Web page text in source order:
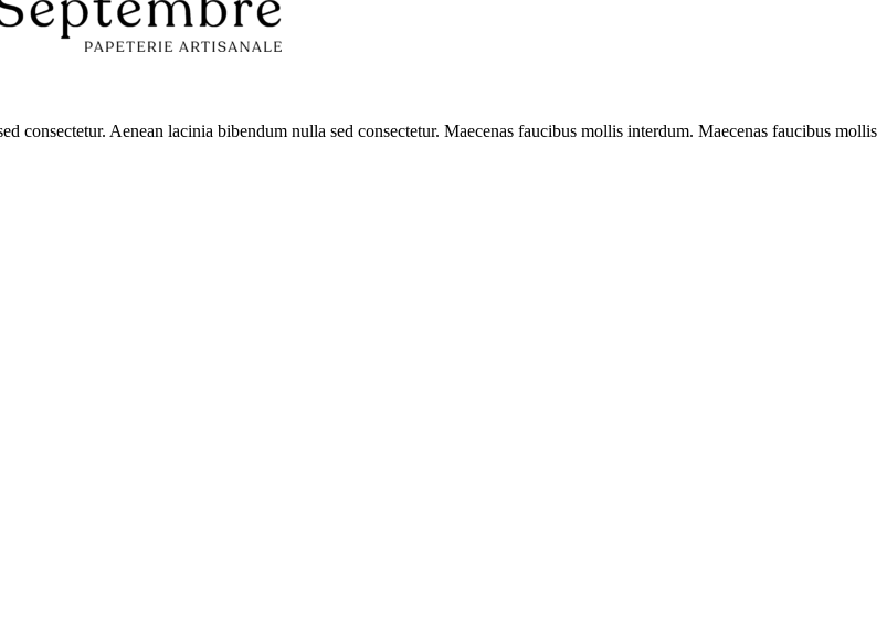
consectetur. Aenean lacinia bibendum nulla sed consectetur. Maecenas faucibus mollis interdum. Maecenas faucibus mollis